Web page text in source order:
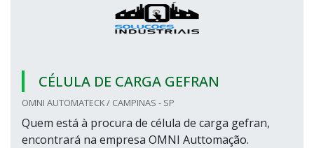
CÉLULA DE CARGA GEFRAN
OMNI AUTOMATECK / CAMPINAS - SP
Quem está à procura de célula de carga gefran,
encontrará na empresa OMNI Auttomação.